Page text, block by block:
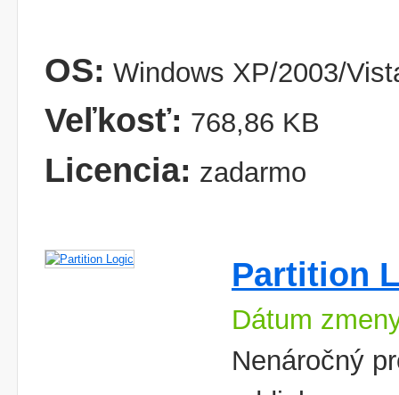
OS: Windows XP/2003/
Veľkosť: 768,86 KB
Licencia: zadarmo
Partition
Dátum
Nenáročný